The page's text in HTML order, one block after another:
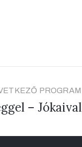
PROGRAM
– Jókaival